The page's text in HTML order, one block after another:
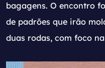
bagagens. O encontro
de padrões que irão
duas rodas, com foco